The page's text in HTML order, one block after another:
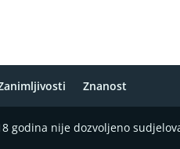
Znanost
godina nije dozvoljeno